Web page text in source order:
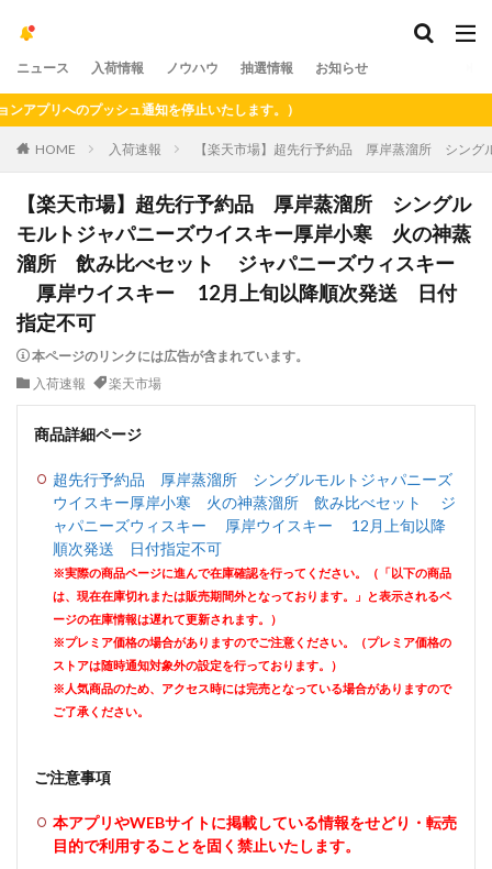
ニュース 入荷情報 ノウハウ 抽選情報 お知らせ
へのプッシュ通知を停止いたします。）
HOME 入荷速報 【楽天市場】超先行予約品 厚岸蒸溜所 シン
【楽天市場】超先行予約品 厚岸蒸溜所 シングル
モルトジャパニーズウイスキー厚岸小寒 火の神蒸
溜所 飲み比べセット ジャパニーズウィスキー
厚岸ウイスキー 12月上旬以降順次発送 日付
指定不可
本ページのリンクには広告が含まれています。
入荷速報
楽天市場
商品詳細ページ
超先行予約品 厚岸蒸溜所 シングルモルトジャパニーズ
ウイスキー厚岸小寒 火の神蒸溜所 飲み比べセット ジ
ャパニーズウィスキー 厚岸ウイスキー 12月上旬以降
順次発送 日付指定不可
※実際の商品ページに進んで在庫確認を行ってください。（「以下の商品
は、現在在庫切れまたは販売期間外となっております。」と表示されるペ
ージの在庫情報は遅れて更新されます。）
※プレミア価格の場合がありますのでご注意ください。（プレミア価格の
ストアは随時通知対象外の設定を行っております。）
※人気商品のため、アクセス時には完売となっている場合がありますので
ご了承ください。
ご注意事項
本アプリやWEBサイトに掲載している情報をせどり・転売
目的で利用することを固く禁止いたします。